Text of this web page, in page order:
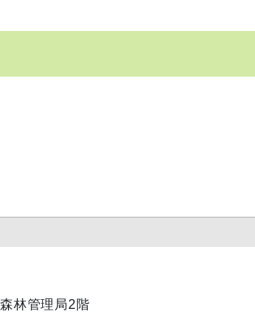
林管理局2階